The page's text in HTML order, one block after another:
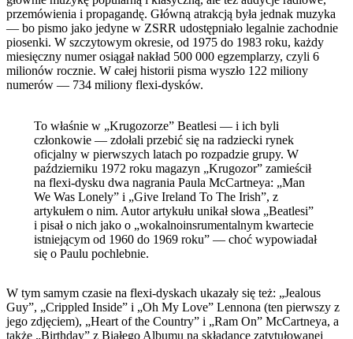
przemówienia i propagandę. Główną atrakcją była jednak muzyka
— bo pismo jako jedyne w ZSRR udostępniało legalnie zachodnie
piosenki. W szczytowym okresie, od 1975 do 1983 roku, każdy
miesięczny numer osiągał nakład 500 000 egzemplarzy, czyli 6
milionów rocznie. W całej historii pisma wyszło 122 miliony
numerów — 734 miliony flexi-dysków.
To właśnie w „Krugozorze” Beatlesi — i ich byli
członkowie — zdołali przebić się na radziecki rynek
oficjalny w pierwszych latach po rozpadzie grupy. W
październiku 1972 roku magazyn „Krugozor” zamieścił
na flexi-dysku dwa nagrania Paula McCartneya: „Man
We Was Lonely” i „Give Ireland To The Irish”, z
artykułem o nim. Autor artykułu unikał słowa „Beatlesi”
i pisał o nich jako o „wokalnoinsrumentalnym kwartecie
istniejącym od 1960 do 1969 roku” — choć wypowiadał
się o Paulu pochlebnie.
W tym samym czasie na flexi-dyskach ukazały się też: „Jealous
Guy”, „Crippled Inside” i „Oh My Love” Lennona (ten pierwszy z
jego zdjęciem), „Heart of the Country” i „Ram On” McCartneya, a
także „Birthday” z Białego Albumu na składance zatytułowanej